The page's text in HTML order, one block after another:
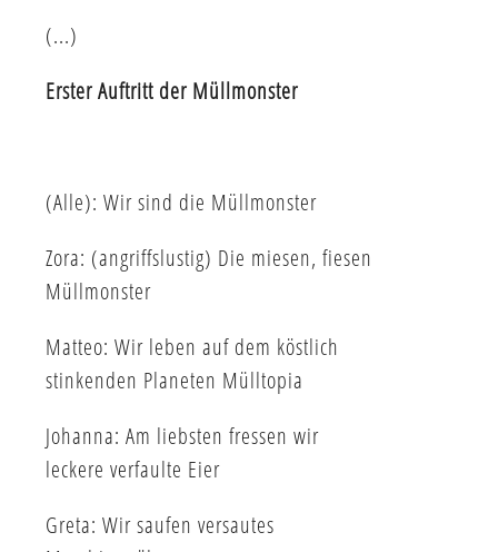
(...)
Erster Auftritt der Müllmonster
(Alle): Wir sind die Müllmonster
Zora: (angriffslustig) Die miesen, fiesen
Müllmonster
Matteo: Wir leben auf dem köstlich
stinkenden Planeten Mülltopia
Johanna: Am liebsten fressen wir
leckere verfaulte Eier
Greta: Wir saufen versautes